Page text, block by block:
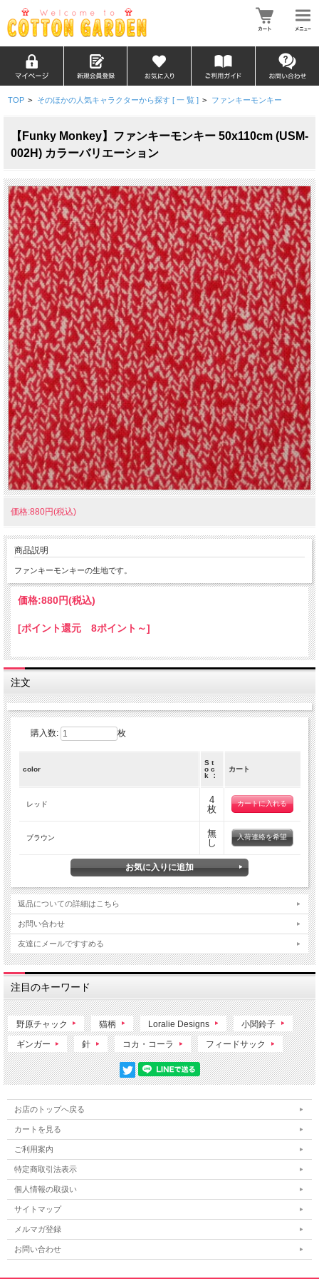
TOP > そのほかの人気キャラクターから探す [ 一 覧 ] > ファンキーモンキー
【Funky Monkey】ファンキーモンキー 50x110cm (USM-
002H) カラーバリエーション
価格:880円(税込)
商品説明
ファンキーモンキーの生地です。
価格:880円(税込)
[ポイント還元 8ポイント～]
注文
購入数: 枚
color
S t
o c
k ：
カート
レッド
4
枚
ブラウン
無
し
入荷連絡を希望
返品についての詳細はこちら
お問い合わせ
友達にメールですすめる
注目のキーワード
野原チャック 猫柄 Loralie Designs 小関鈴子
ギンガー 針 コカ・コーラ フィードサック
お店のトップへ戻る
カートを見る
ご利用案内
特定商取引法表示
個人情報の取扱い
サイトマップ
メルマガ登録
お問い合わせ